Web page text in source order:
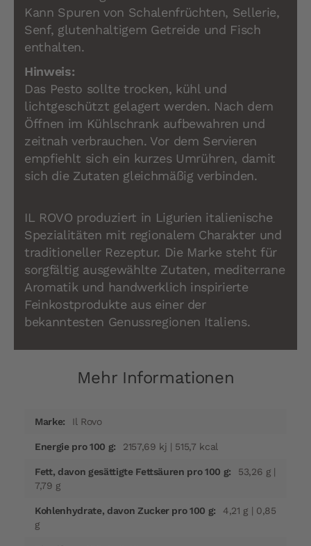
Kann Spuren von Schalenfrüchten, Sellerie,
Senf, glutenhaltigem Getreide und Fisch
enthalten.
Hinweis:
Das Pesto sollte trocken, kühl und
lichtgeschützt gelagert werden. Nach dem
Öffnen im Kühlschrank aufbewahren und
zeitnah verbrauchen. Vor dem Servieren
empfiehlt sich ein kurzes Umrühren, damit
sich die Zutaten gleichmäßig verbinden.
IL ROVO produziert in Ligurien italienische
Spezialitäten mit regionalem Charakter und
traditioneller Rezeptur. Die Marke steht für
sorgfältig ausgewählte Zutaten, mediterrane
Aromatik und handwerklich inspirierte
Feinkostprodukte aus einer der
bekanntesten Genussregionen Italiens.
Mehr Informationen
InformationenIl Rovo
2157,69 kj | 515,7 kcal
53,26 g |
7,79 g
4,21 g | 0,85
g